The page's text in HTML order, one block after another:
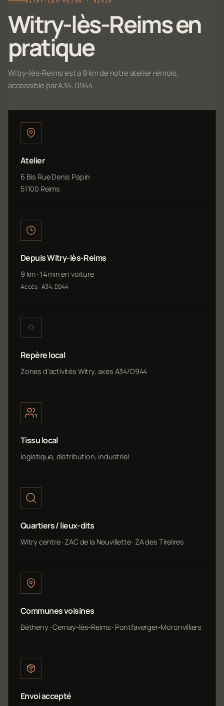
Witry-lès-Reims en
pratique
Witry-lès-Reims est à 9 km de notre atelier rémois,
accessible par A34, D944.
Atelier
6 Bis Rue Denis Papin
51100 Reims
Depuis Witry-lès-Reims
9 km · 14 min en voiture
Accès : A34, D944
Repère local
Zones d'activités Witry, axes A34/D944
Tissu local
logistique, distribution, industriel
Quartiers / lieux-dits
Witry centre · ZAC de la Neuvillette · ZA des Tirelires
Communes voisines
Bétheny · Cernay-lès-Reims · Pontfaverger-Moronvilliers
Envoi accepté